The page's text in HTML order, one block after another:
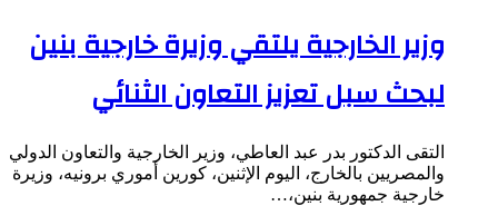
وزير الخارجية يلتقي وزيرة خارجية بنين
لبحث سبل تعزيز التعاون الثنائي
التقى الدكتور بدر عبد العاطي، وزير الخارجية والتعاون الدولي
والمصريين بالخارج، اليوم الإثنين، كورين أموري برونيه، وزيرة
خارجية جمهورية بنين،…